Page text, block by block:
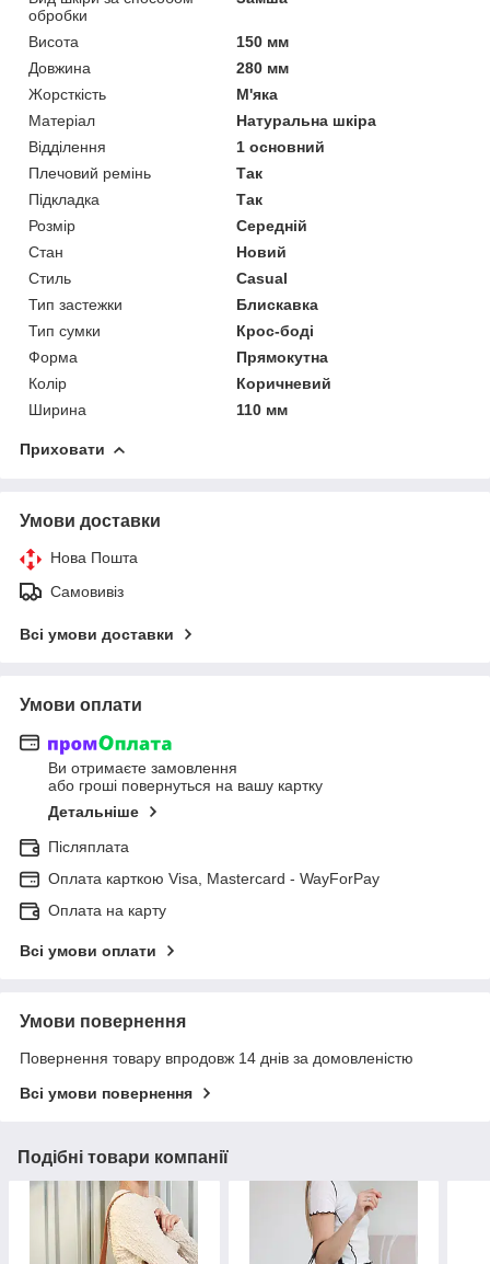
обробки
Висота
150 мм
Довжина
280 мм
Жорсткість
М'яка
Матеріал
Натуральна шкіра
Відділення
1 основний
Плечовий ремінь
Так
Підкладка
Так
Розмір
Середній
Стан
Новий
Стиль
Casual
Тип застежки
Блискавка
Тип сумки
Крос-боді
Форма
Прямокутна
Колір
Коричневий
Ширина
110 мм
Приховати
Умови доставки
Нова Пошта
Самовивіз
Всі умови доставки
Умови оплати
Ви отримаєте замовлення
або гроші повернуться на вашу картку
Детальніше
Післяплата
Оплата карткою Visa, Mastercard - WayForPay
Оплата на карту
Всі умови оплати
Умови повернення
Повернення товару впродовж 14 днів за домовленістю
Всі умови повернення
Подібні товари компанії